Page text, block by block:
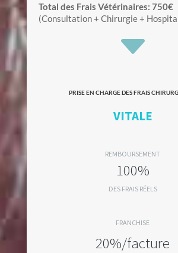
Total des Frais Vétérinaires: 750€
(Consultation + Chirurgie +
C
PRISE EN CHARGE DES FRAIS
VITALE
REMBOURSEMENT
100%
DES FRAIS RÉELS
FRANCHISE
20%/facture